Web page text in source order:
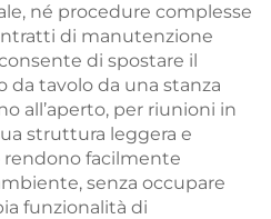
né procedure complesse
di manutenzione
di spostare il
da tavolo da una stanza
all’aperto, per riunioni in
struttura leggera e
rendono facilmente
senza occupare
funzionalità di